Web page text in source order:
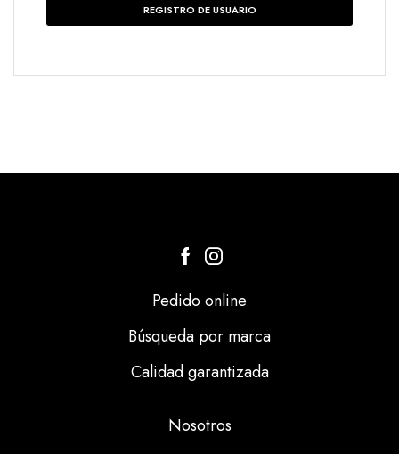
REGISTRO DE USUARIO
Pedido online
Búsqueda por marca
Calidad garantizada
Nosotros